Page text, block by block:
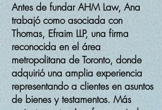
Antes de fundar AHM Law, Ana
trabajó como asociada con
Thomas, Efraim LLP, una firma
reconocida en el área
metropolitana de Toronto, donde
adquirió una amplia experiencia
representando a clientes en asuntos
de bienes y testamentos. Más